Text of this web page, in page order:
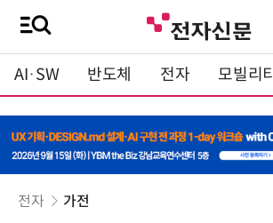
AI·SW 반도체 전자 모빌리티
전자 가전